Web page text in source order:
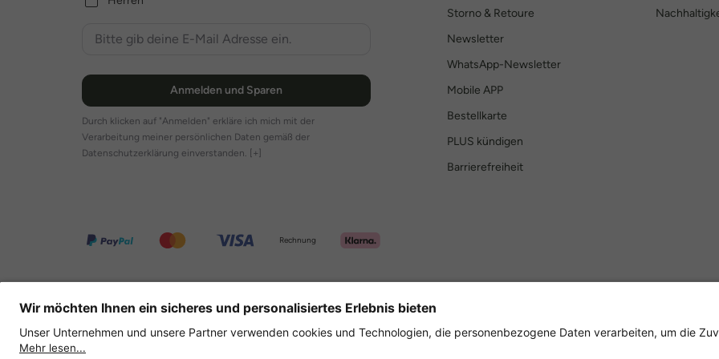
Anmelden und Sparen
Durch klicken auf "Anmelden" erkläre ich mich mit der
Verarbeitung meiner persönlichen Daten gemäß der
Datenschutzerklärung einverstanden. [+]
Storno & Retoure
Newsletter
WhatsApp-Newsletter
Mobile APP
Bestellkarte
PLUS kündigen
Barrierefreiheit
Rechnung
Sicher einkaufen mit